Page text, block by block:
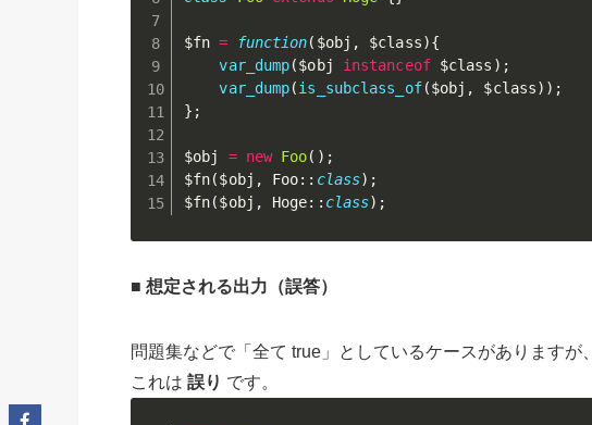
$fn = function( $obj , $class){
var_dump($obj instanceof $class ) ;
var_dump(is_subclass_of($obj , $class) ) ;
} ;
$obj = new Foo( ) ;
$fn($obj , Foo: : class) ;
$fn($obj , Hoge: : class) ;
■ 想定される出力（誤答）
問題集などで「全て true」としているケースがありますが、
これは 誤り です。